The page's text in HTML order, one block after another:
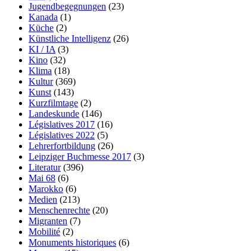
Jugendbegegnungen (23)
Kanada (1)
Küche (2)
Künstliche Intelligenz (26)
KI / IA (3)
Kino (32)
Klima (18)
Kultur(369)
Kunst (143)
Kurzfilmtage (2)
Landeskunde (146)
Législatives 2017 (16)
Législatives 2022 (5)
Lehrerfortbildung (26)
Leipziger Buchmesse 2017 (3)
Literatur(396)
Mai 68 (6)
Marokko (6)
Medien (213)
Menschenrechte (20)
Migranten (7)
Mobilité (2)
Monuments historiques (6)